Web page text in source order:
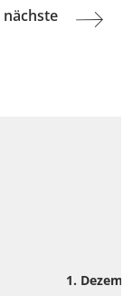
nächste
1.